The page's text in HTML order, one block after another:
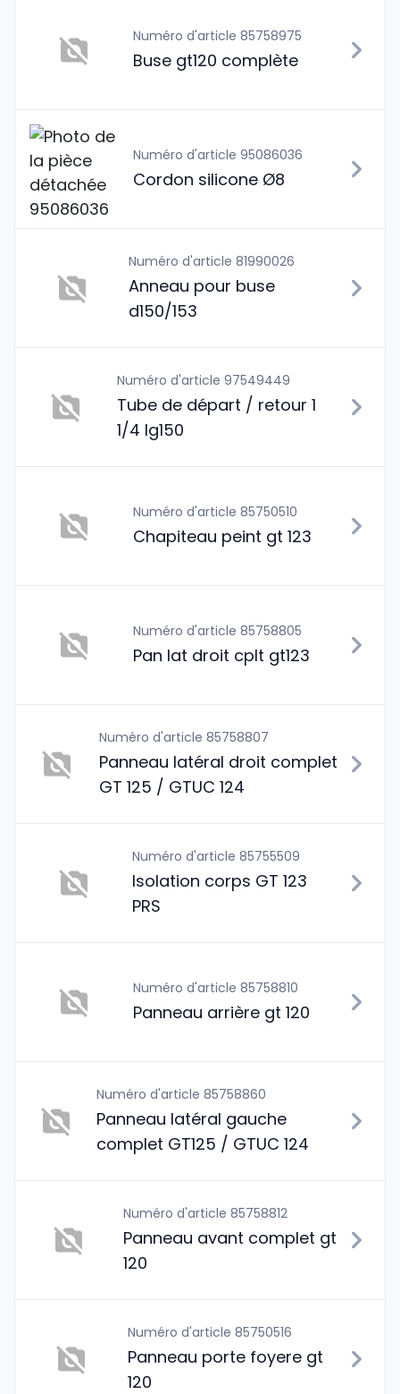
Numéro d'article 85758975
Buse gt120 complète
Numéro d'article 95086036
Cordon silicone Ø8
Numéro d'article 81990026
Anneau pour buse
d150/153
Numéro d'article 97549449
Tube de départ / retour 1
1/4 lg150
Numéro d'article 85750510
Chapiteau peint gt 123
Numéro d'article 85758805
Pan lat droit cplt gt123
Numéro d'article 85758807
Panneau latéral droit complet
GT 125 / GTUC 124
Numéro d'article 85755509
Isolation corps GT 123
PRS
Numéro d'article 85758810
Panneau arrière gt 120
Numéro d'article 85758860
Panneau latéral gauche
complet GT125 / GTUC 124
Numéro d'article 85758812
Panneau avant complet gt
120
Numéro d'article 85750516
Panneau porte foyere gt
120